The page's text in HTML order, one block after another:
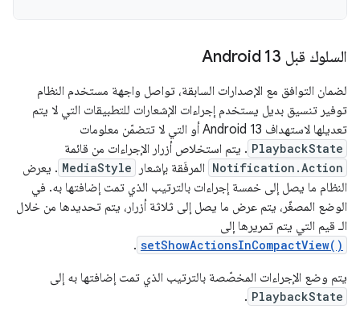
السلوك قبل Android 13
لضمان التوافق مع الإصدارات السابقة، تواصل واجهة مستخدم النظام
توفير تنسيق بديل يستخدم إجراءات الإشعارات للتطبيقات التي لا يتم
تعديلها لاستهداف Android 13 أو التي لا تتضمّن معلومات
PlaybackState . يتم استخلاص أزرار الإجراءات من قائمة
Notification.Action المرفَقة بإشعار MediaStyle . يعرض
النظام ما يصل إلى خمسة إجراءات بالترتيب الذي تمت إضافتها به. في
الوضع المصغّر، يتم عرض ما يصل إلى ثلاثة أزرار، يتم تحديدها من خلال
الـ قيم التي يتم تمريرها إلى
setShowActionsInCompactView()
.
يتم وضع الإجراءات المخصّصة بالترتيب الذي تمت إضافتها به إلى
PlaybackState
.